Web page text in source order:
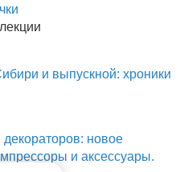
и выпускной: хроники
новое
и аксессуары.